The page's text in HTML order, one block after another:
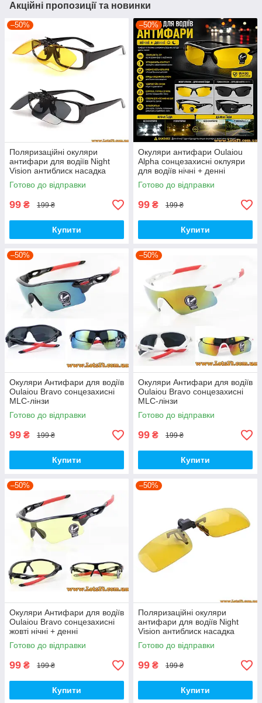
Акційні пропозиції та новинки
–50%
Поляризаційні окуляри
антифари для водіїв Night
Vision антиблиск насадка
кліпса на окуляри з
діоптріями
Готово до відправки
99 ₴ 199 ₴
Купити
–50%
Окуляри антифари Oulaiou
Alpha сонцезахисні оклуяри
для водіїв нічні + денні
Готово до відправки
99 ₴ 199 ₴
Купити
–50%
Окуляри Антифари для водіїв
Oulaiou Bravo сонцезахисні
MLC-лінзи
Готово до відправки
99 ₴ 199 ₴
Купити
–50%
Окуляри Антифари для водіїв
Oulaiou Bravo сонцезахисні
MLC-лінзи
Готово до відправки
99 ₴ 199 ₴
Купити
–50%
Окуляри Антифари для водіїв
Oulaiou Bravo сонцезахисні
жовті нічні + денні
Готово до відправки
99 ₴ 199 ₴
Купити
–50%
Поляризаційні окуляри
антифари для водіїв Night
Vision антиблиск насадка
кліпса на окуляри з
діоптріями 130х38мм (M)
Готово до відправки
99 ₴ 199 ₴
Купити